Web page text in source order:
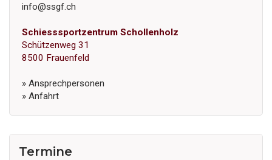
info@ssgf.ch
Schiesssportzentrum Schollenholz
Schützenweg 31
8500 Frauenfeld
» Ansprechpersonen
» Anfahrt
Termine